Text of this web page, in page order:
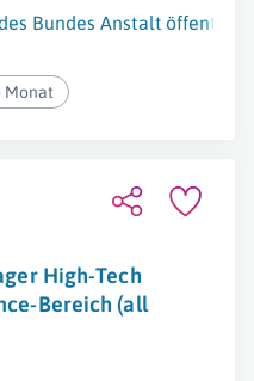
Bundes Anstalt
Monat
High-Tech
Bereich (all